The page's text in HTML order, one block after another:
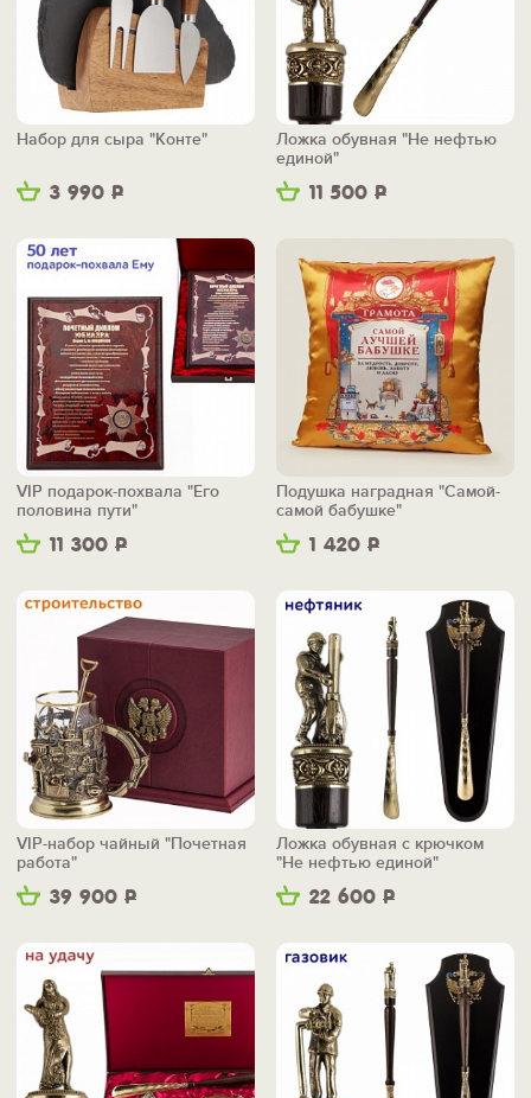
3 990 Р
Набор для сыра "Конте"
11 500 Р
Ложка обувная "Не нефтью
единой"
11 300 Р
VIP подарок-похвала "Его
половина пути"
1 420 Р
Подушка наградная "Самой-
самой бабушке"
39 900 Р
VIP-набор чайный "Почетная
работа"
22 600 Р
Ложка обувная с крючком
"Не нефтью единой"